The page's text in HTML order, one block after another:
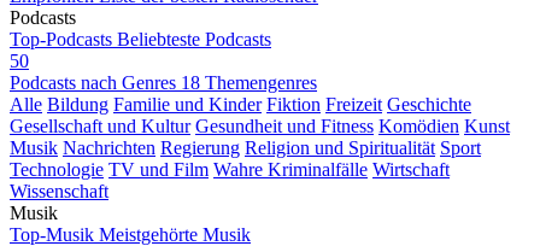
Podcasts
Top-Podcasts Beliebteste Podcasts
50
Podcasts nach Genres 18 Themengenres
Alle Bildung Familie und Kinder Fiktion Freizeit Geschichte
Gesellschaft und Kultur Gesundheit und Fitness Komödien Kunst
Musik Nachrichten Regierung Religion und Spiritualität Sport
Technologie TV und Film Wahre Kriminalfälle Wirtschaft
Wissenschaft
Musik
Top-Musik Meistgehörte Musik